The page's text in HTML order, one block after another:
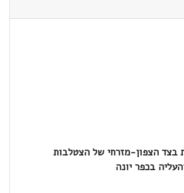
בצד הצפון-מזרחי של הצטלבות
בכפר יונה